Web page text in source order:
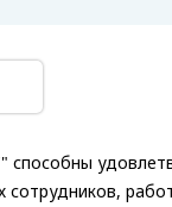
сотрудников,